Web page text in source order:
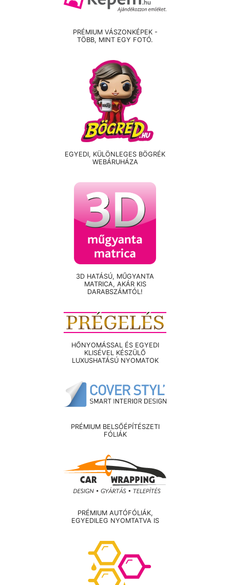
PRÉMIUM VÁSZONKÉPEK -
TÖBB, MINT EGY FOTÓ.
EGYEDI, KÜLÖNLEGES BÖGRÉK
WEBÁRUHÁZA
3D HATÁSÚ, MŰGYANTA
MATRICA, AKÁR KIS
DARABSZÁMTÓL!
HŐNYOMÁSSAL ÉS EGYEDI
KLISÉVEL KÉSZÜLŐ
LUXUSHATÁSÚ NYOMATOK
PRÉMIUM BELSŐÉPÍTÉSZETI
FÓLIÁK
PRÉMIUM AUTÓFÓLIÁK,
EGYEDILEG NYOMTATVA IS